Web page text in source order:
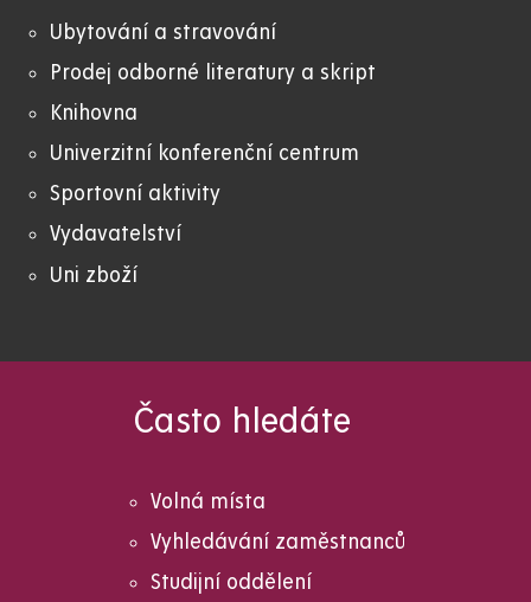
Ubytování a stravování
Prodej odborné literatury a skript
Knihovna
Univerzitní konferenční centrum
Sportovní aktivity
Vydavatelství
Uni zboží
Často hledáte
Volná místa
Vyhledávání zaměstnanců
Studijní oddělení